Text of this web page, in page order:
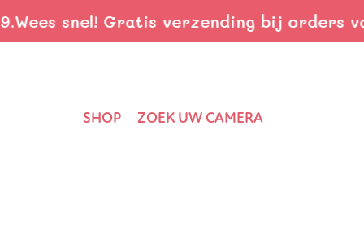
snel! Gratis verzending bij orders vanaf
SHOP ZOEK UW CAMERA